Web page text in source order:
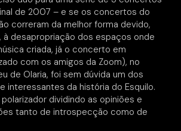
de 2007 – e se os concertos do
correram da melhor forma devido,
à desapropriação dos espaços onde
criada, já o concerto em
com os amigos da Zoom), no
de Olaria, foi sem dúvida um dos
interessantes da história do Esquilo.
dividindo as opiniões e
tanto de introspecção como de